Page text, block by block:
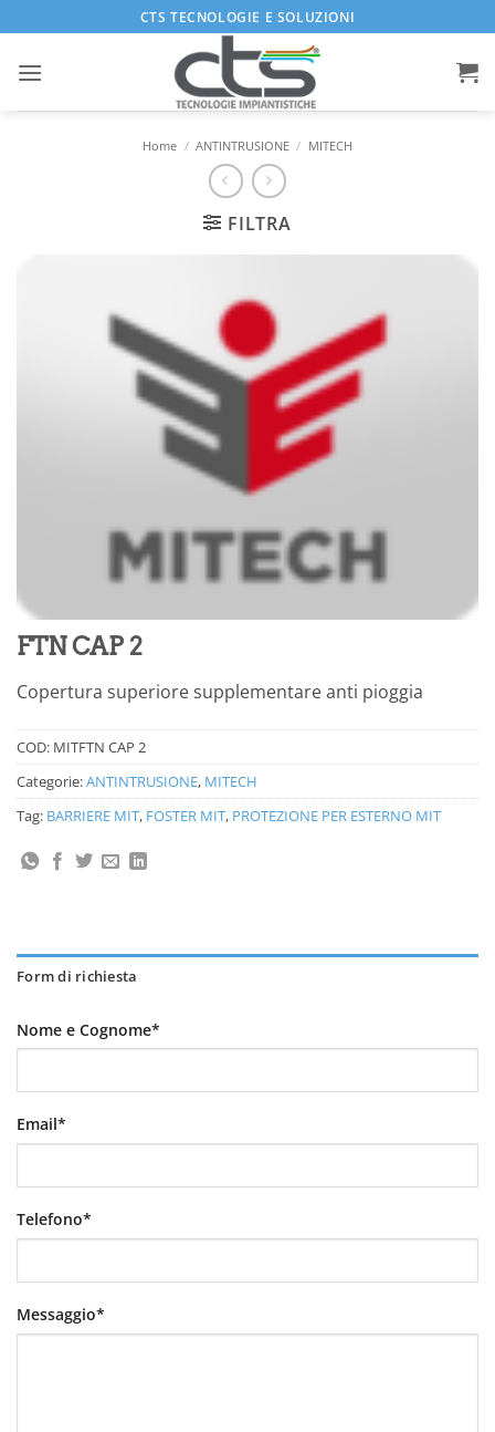
ai
contenuti
CTS TECNOLOGIE E SOLUZIONI
Home / ANTINTRUSIONE / MITECH
FILTRA
FTN CAP 2
Copertura superiore supplementare anti pioggia
COD: MITFTN CAP 2
Categorie:ANTINTRUSIONE, MITECH
Tag: BARRIERE MIT, FOSTER MIT, PROTEZIONE PER ESTERNO MIT
Form di richiesta
Nome e Cognome*
Email*
Telefono*
Messaggio*